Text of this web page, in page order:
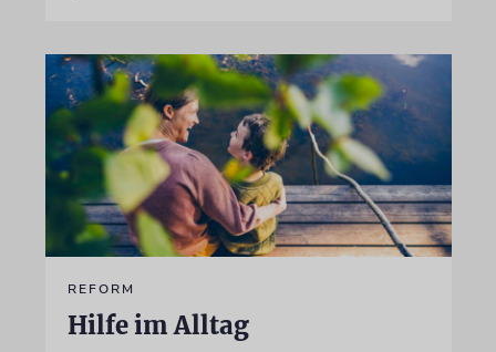
REFORM
Hilfe im Alltag